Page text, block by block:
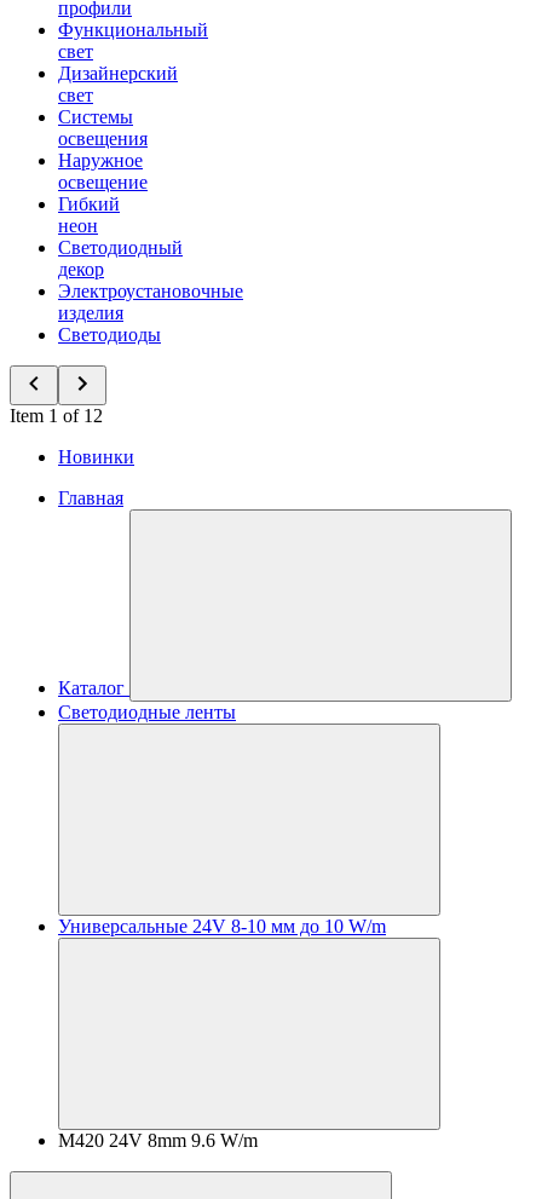
профили
Функциональный
свет
Дизайнерский
свет
Системы
освещения
Наружное
освещение
Гибкий
неон
Светодиодный
декор
Электроустановочные
изделия
Светодиоды
Item 1 of 12
Новинки
Главная
Каталог
Светодиодные ленты
Универсальные 24V 8-10 мм до 10 W/m
M420 24V 8mm 9.6 W/m